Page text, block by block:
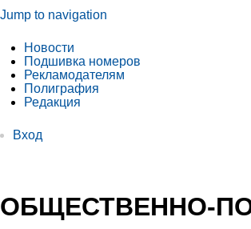
Jump to navigation
Новости
Подшивка номеров
Рекламодателям
Полиграфия
Редакция
Вход
ОБЩЕСТВЕННО-